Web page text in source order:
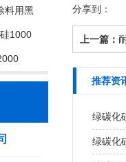
料用黑
1000
分享到：
上一篇：
推荐资
绿碳化
绿碳化